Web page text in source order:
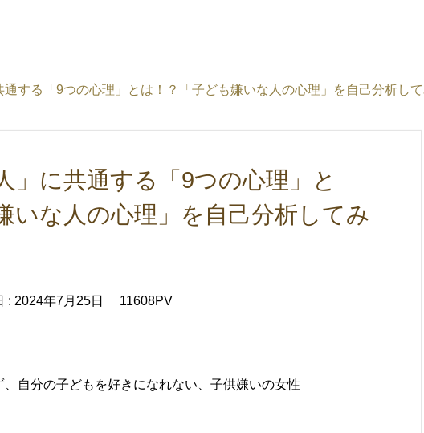
通する「9つの心理」とは！？「子ども嫌いな人の心理」を自己分析して
」に共通する「9つの心理」と
いな人の心理」を自己分析してみ
: 2024年7月25日 11608PV